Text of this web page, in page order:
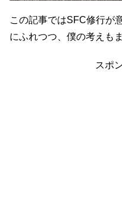
この記事ではSFC修行が
にふれつつ、僕の考えも
スポ